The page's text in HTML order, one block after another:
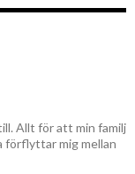
Allt för att min familj
förflyttar mig mellan